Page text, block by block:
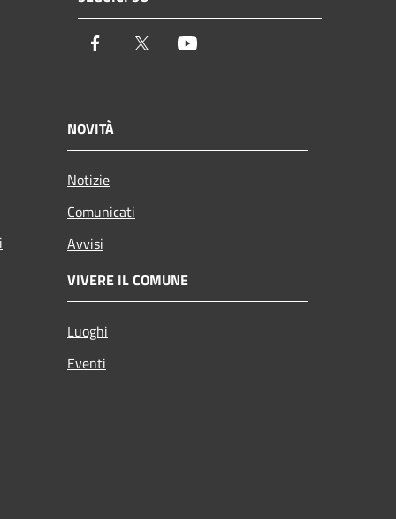
Facebook Twitter
NOVITÀ
Notizie
Comunicati
Avvisi
VIVERE IL COMUNE
Luoghi
Eventi